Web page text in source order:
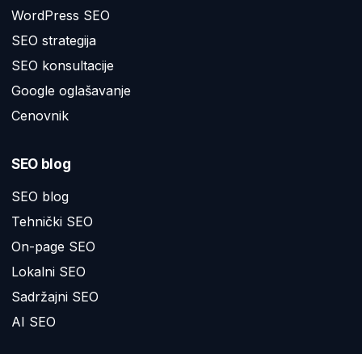
WordPress SEO
SEO strategija
SEO konsultacije
Google oglašavanje
Cenovnik
SEO blog
SEO blog
Tehnički SEO
On-page SEO
Lokalni SEO
Sadržajni SEO
AI SEO